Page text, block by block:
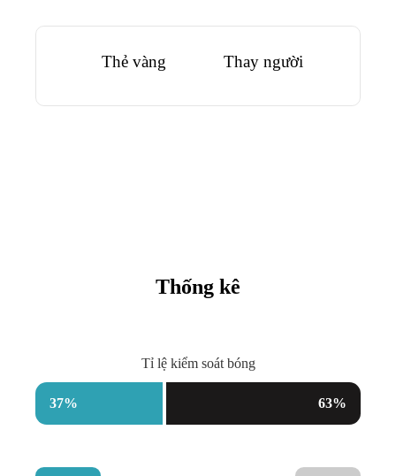
Thẻ vàng Thay người
Thống kê
Tỉ lệ kiểm soát bóng
37% 63%